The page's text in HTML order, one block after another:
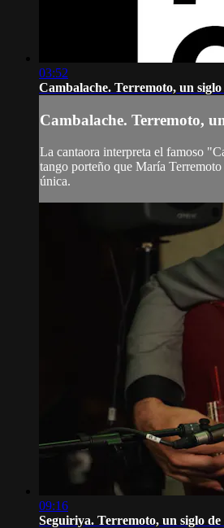
03:52
Cambalache. Terremoto, un siglo
Cambalache. Terremoto,
La cantaora interpreta el famoso
tango porteño que María
única.
09:16
Seguiriya. Terremoto, un siglo de